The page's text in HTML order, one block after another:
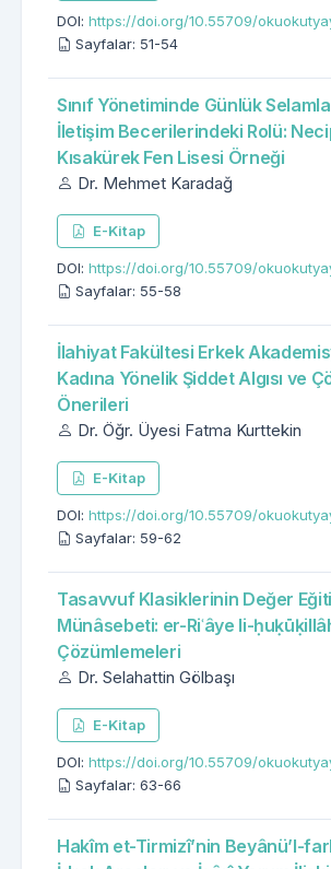
DOI: https://doi.org/10.55709/
Sayfalar: 51-54
Sınıf Yönetiminde Günlük
İletişim Becerilerindeki Rolü:
Kısakürek Fen Lisesi Örneği
Dr. Mehmet Karadağ
E-Kitap
DOI: https://doi.org/10.55709/
Sayfalar: 55-58
İlahiyat Fakültesi Erkek
Kadına Yönelik Şiddet Algısı ve
Önerileri
Dr. Öğr. Üyesi Fatma Kurttekin
E-Kitap
DOI: https://doi.org/10.55709/
Sayfalar: 59-62
Tasavvuf Klasiklerinin Değer
Münâsebeti: er-Riʿâye li-
Çözümlemeleri
Dr. Selahattin Gölbaşı
E-Kitap
DOI: https://doi.org/10.55709/
Sayfalar: 63-66
Hakîm et-Tirmizî’nin Beyânü’l-